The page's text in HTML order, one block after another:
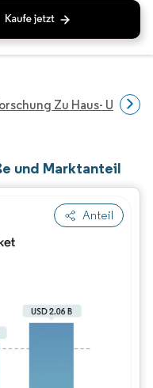
Zu Haus- Und
und Marktanteil
Anteil